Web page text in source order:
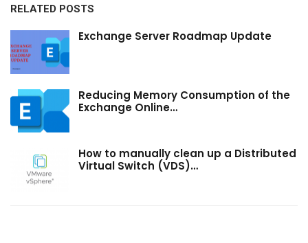
RELATED POSTS
Exchange Server Roadmap Update
Reducing Memory Consumption of the
Exchange Online…
How to manually clean up a Distributed
Virtual Switch (VDS)…